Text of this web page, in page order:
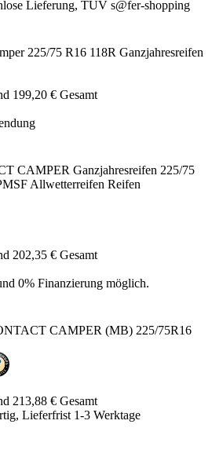
Lieferung, TÜV s@fer-shopping
225/75 R16 118R Ganzjahresreifen
199,20 € Gesamt
CAMPER Ganzjahresreifen 225/75
Allwetterreifen Reifen
202,35 € Gesamt
0% Finanzierung möglich.
CAMPER (MB) 225/75R16
213,88 € Gesamt
Lieferfrist 1-3 Werktage